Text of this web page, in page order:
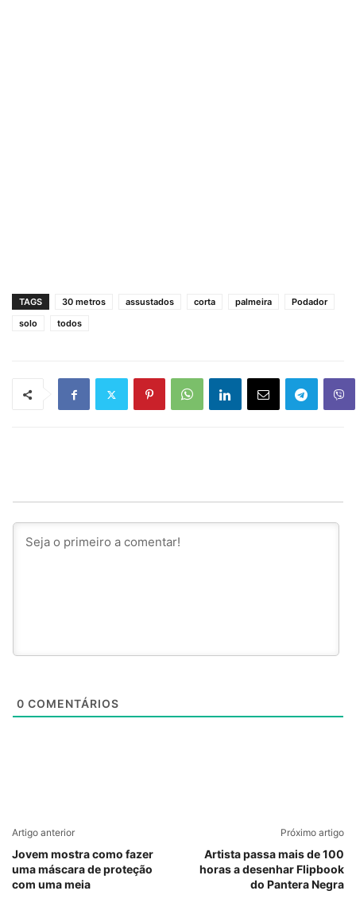
TAGS 30 metros assustados corta palmeira
Podador
solo
todos
0 COMENTÁRIOS
Artigo anterior
Jovem mostra como fazer
uma máscara de proteção
com uma meia
Próximo artigo
Artista passa mais de 100
horas a desenhar Flipbook
do Pantera Negra